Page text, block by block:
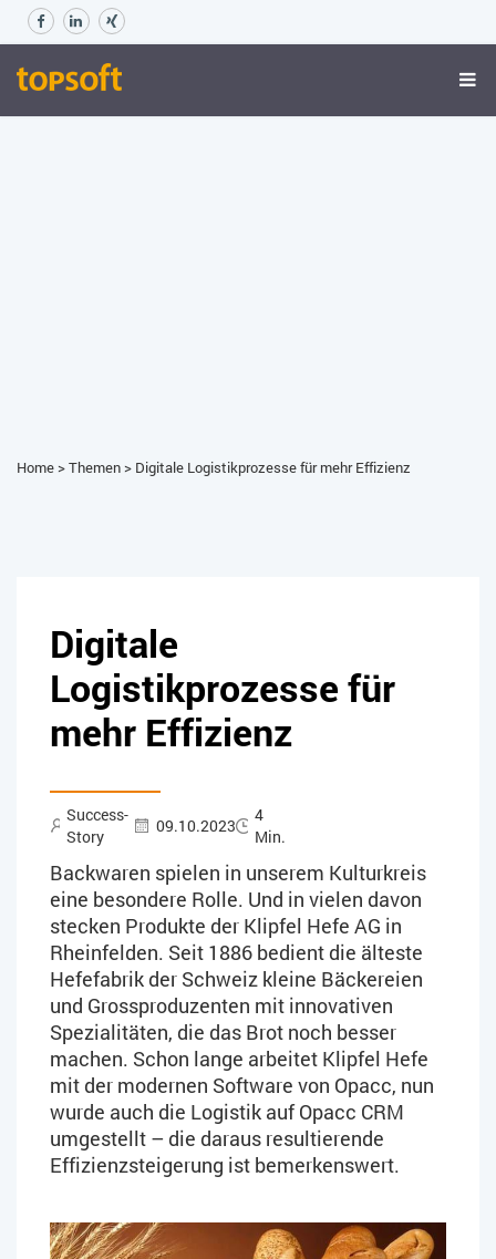
Home>Themen> Digitale Logistikprozesse für mehr Effizienz
Digitale
Logistikprozesse für
mehr Effizienz
Success-
Story
09.10.2023
4
Min.
Backwaren spielen in unserem Kulturkreis
eine besondere Rolle. Und in vielen davon
stecken Produkte der Klipfel Hefe AG in
Rheinfelden. Seit 1886 bedient die älteste
Hefefabrik der Schweiz kleine Bäckereien
und Grossproduzenten mit innovativen
Spezialitäten, die das Brot noch besser
machen. Schon lange arbeitet Klipfel Hefe
mit der modernen Software von Opacc, nun
wurde auch die Logistik auf Opacc CRM
umgestellt – die daraus resultierende
Effizienzsteigerung ist bemerkenswert.